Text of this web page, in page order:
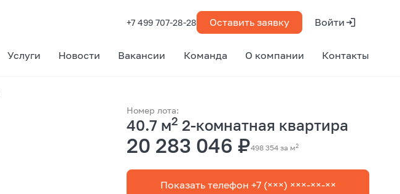
+7 499 707-28-28 Оставить заявку Войти
Услуги Новости Вакансии Команда О компании Контакты
Номер лота:
40.7 м2 2-комнатная квартира
20 283 046 ₽498 354 за м2
Показать телефон +7 (×××) ×××-××-××